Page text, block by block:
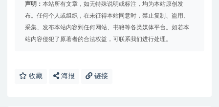
声明： 本站所有文章，如无特殊说明或标注，均为本站原创发
布。任何个人或组织，在未征得本站同意时，禁止复制、盗用、
采集、发布本站内容到任何网站、书籍等各类媒体平台。如若本
站内容侵犯了原著者的合法权益，可联系我们进行处理。
收藏 海报 链接